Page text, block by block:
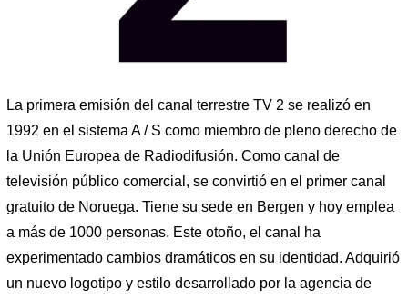
La primera emisión del canal terrestre TV 2 se realizó en
1992 en el sistema A / S como miembro de pleno derecho de
la Unión Europea de Radiodifusión. Como canal de
televisión público comercial, se convirtió en el primer canal
gratuito de Noruega. Tiene su sede en Bergen y hoy emplea
a más de 1000 personas. Este otoño, el canal ha
experimentado cambios dramáticos en su identidad. Adquirió
un nuevo logotipo y estilo desarrollado por la agencia de